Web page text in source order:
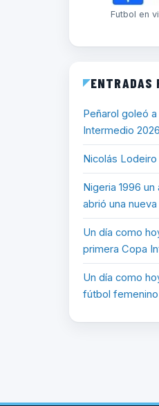
Futbol en
ENTRADAS
Peñarol goleó
Intermedio 2026
Nicolás
Nigeria 1996
abrió una
Un día como
primera Copa
Un día como
fútbol femenino